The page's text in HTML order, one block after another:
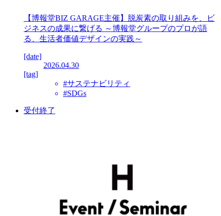
【博報堂BIZ GARAGE主催】脱炭素の取り組みを、ビ
ジネスの成果に繋げる ～博報堂グループのプロが語
る、生活者価値デザインの実践～
[date]
2026.04.30
[tag]
#サステナビリティ
#SDGs
受付終了